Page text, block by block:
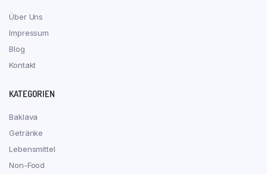
Über Uns
Impressum
Blog
Kontakt
KATEGORIEN
Baklava
Getränke
Lebensmittel
Non-Food